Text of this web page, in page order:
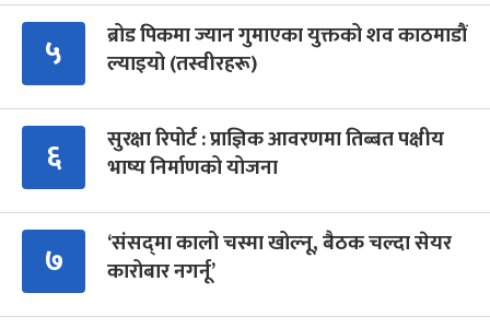
५
ब्रोड पिकमा ज्यान गुमाएका युक्तको शव काठमाडौं
ल्याइयो (तस्वीरहरू)
६
सुरक्षा रिपोर्ट : प्राज्ञिक आवरणमा तिब्बत पक्षीय
भाष्य निर्माणको योजना
७
‘संसद्‍मा कालो चस्मा खोल्नू, बैठक चल्दा सेयर
कारोबार नगर्नू’